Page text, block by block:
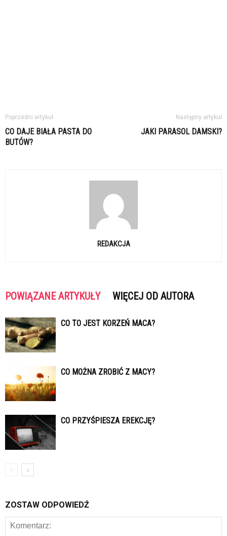
Poprzedni artykuł
CO DAJE BIAŁA PASTA DO
BUTÓW?
Następny artykuł
JAKI PARASOL DAMSKI?
REDAKCJA
POWIĄZANE ARTYKUŁY WIĘCEJ OD AUTORA
CO TO JEST KORZEŃ MACA?
CO MOŻNA ZROBIĆ Z MACY?
CO PRZYŚPIESZA EREKCJĘ?
ZOSTAW ODPOWIEDŹ